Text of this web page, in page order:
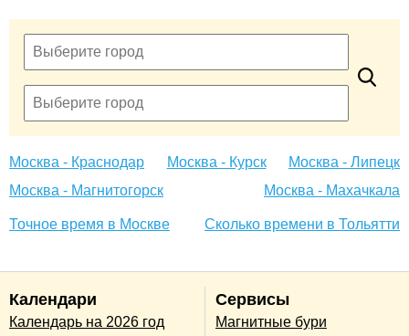
Москва - Краснодар Москва - Курск
Москва - Липецк
Москва - Магнитогорск
Москва - Махачкала
Точное время в Москве Сколько времени в Тольятти
Календари
Календарь на 2026 год
Сервисы
Магнитные бури